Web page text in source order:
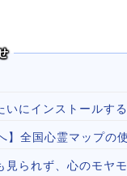
いにインストールす
】全国心霊マップの
見られず、心のモヤ